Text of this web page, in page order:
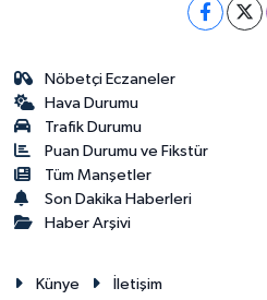
Nöbetçi Eczaneler
Hava Durumu
Trafik Durumu
Puan Durumu ve Fikstür
Tüm Manşetler
Son Dakika Haberleri
Haber Arşivi
Künye İletişim